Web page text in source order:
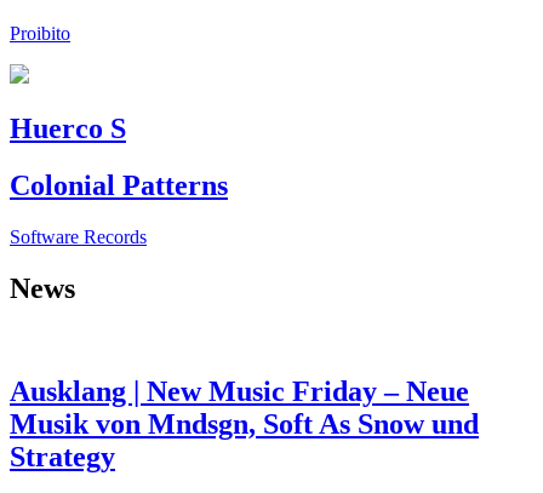
Proibito
Huerco S
Colonial Patterns
Software Records
News
Ausklang | New Music Friday – Neue
Musik von Mndsgn, Soft As Snow und
Strategy